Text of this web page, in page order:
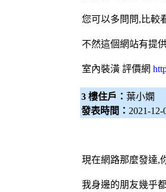
您可以多問問,比較
不然這個網站有提
室內裝潢評價網
3 樓住戶： 葉小嫻
發表時間： 2021-12-
現在網路那麼發達,
我身邊的朋友幾乎